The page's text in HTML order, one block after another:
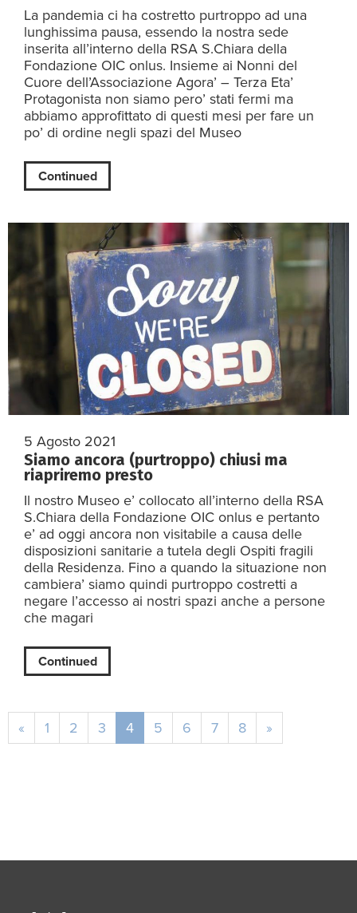
La pandemia ci ha costretto purtroppo ad una
lunghissima pausa, essendo la nostra sede
inserita all’interno della RSA S.Chiara della
Fondazione OIC onlus. Insieme ai Nonni del
Cuore dell’Associazione Agora’ – Terza Eta’
Protagonista non siamo pero’ stati fermi ma
abbiamo approfittato di questi mesi per fare un
po’ di ordine negli spazi del Museo
Continued
5 Agosto 2021
Siamo ancora (purtroppo) chiusi ma
riapriremo presto
Il nostro Museo e’ collocato all’interno della RSA
S.Chiara della Fondazione OIC onlus e pertanto
e’ ad oggi ancora non visitabile a causa delle
disposizioni sanitarie a tutela degli Ospiti fragili
della Residenza. Fino a quando la situazione non
cambiera’ siamo quindi purtroppo costretti a
negare l’accesso ai nostri spazi anche a persone
che magari
Continued
« 1 2 3 4 5 6 7 8 »